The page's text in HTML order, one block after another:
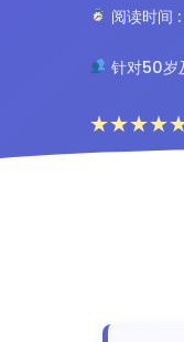
阅读时间
针对50岁